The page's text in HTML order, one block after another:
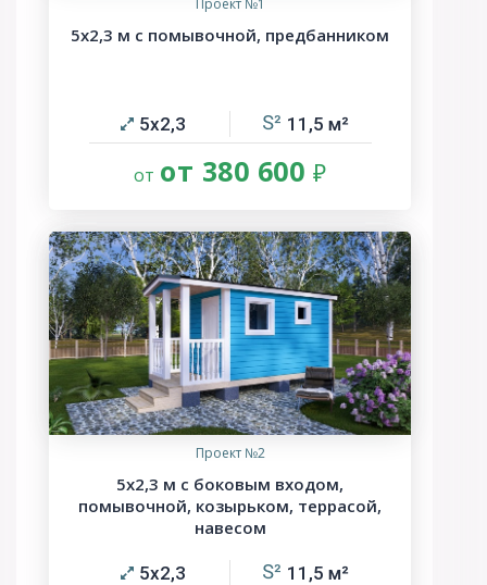
5х2,3 м с помывочной, предбанником
5х2,3 11,5
от 380 600
Проект №2
5х2,3 м с боковым входом,
помывочной, козырьком, террасой,
навесом
5х2,3 11,5